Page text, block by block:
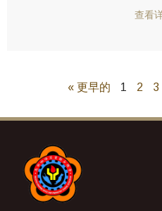
查看
« 更早的 1 2 3